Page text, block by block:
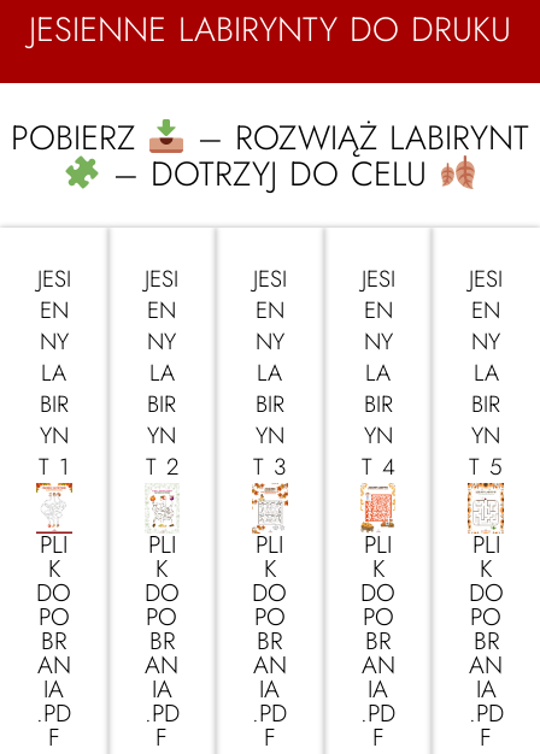
JESIENNE LABIRYNTY DO DRUKU
POBIERZ – ROZWIĄŻ LABIRYNT
– DOTRZYJ DO CELU
JESI
EN
NY
LA
BIR
YN
T 1
PLI
K
DO
PO
BR
AN
IA
.PD
F
JESI
EN
NY
LA
BIR
YN
T 2
PLI
K
DO
PO
BR
AN
IA
.PD
F
JESI
EN
NY
LA
BIR
YN
T 3
PLI
K
DO
PO
BR
AN
IA
.PD
F
JESI
EN
NY
LA
BIR
YN
T 4
PLI
K
DO
PO
BR
AN
IA
.PD
F
JESI
EN
NY
LA
BIR
YN
T 5
PLI
K
DO
PO
BR
AN
IA
.PD
F